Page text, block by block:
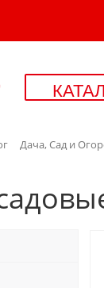
Дача, Сад и